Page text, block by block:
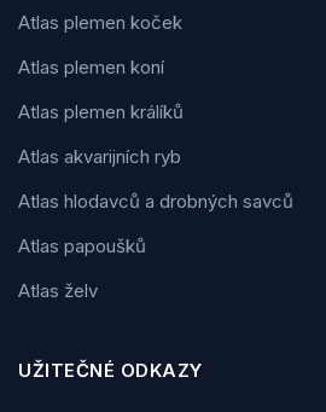
Atlas plemen koček
Atlas plemen koní
Atlas plemen králíků
Atlas akvarijních ryb
Atlas hlodavců a drobných savců
Atlas papoušků
Atlas želv
UŽITEČNÉ ODKAZY